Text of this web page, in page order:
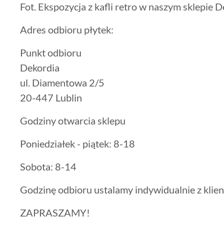
Fot. Ekspozycja z kafli retro w naszym sklepie
Adres odbioru płytek:
Punkt odbioru
Dekordia
ul. Diamentowa 2/5
20-447 Lublin
Godziny otwarcia sklepu
Poniedziałek - piątek: 8-18
Sobota: 8-14
Godzinę odbioru ustalamy indywidualnie z
ZAPRASZAMY!